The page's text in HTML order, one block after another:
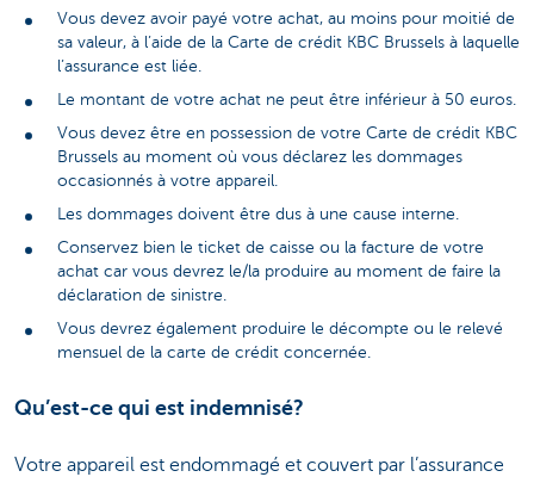
Vous devez avoir payé votre achat, au moins pour moitié de
sa valeur, à l’aide de la Carte de crédit KBC Brussels à laquelle
l’assurance est liée.
Le montant de votre achat ne peut être inférieur à 50 euros.
Vous devez être en possession de votre Carte de crédit KBC
Brussels au moment où vous déclarez les dommages
occasionnés à votre appareil.
Les dommages doivent être dus à une cause interne.
Conservez bien le ticket de caisse ou la facture de votre
achat car vous devrez le/la produire au moment de faire la
déclaration de sinistre.
Vous devrez également produire le décompte ou le relevé
mensuel de la carte de crédit concernée.
Qu’est-ce qui est indemnisé?
Votre appareil est endommagé et couvert par l’assurance